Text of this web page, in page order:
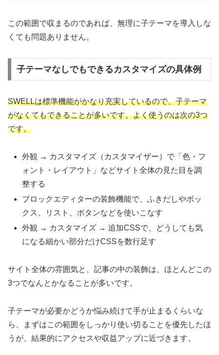
この範囲で収まるのであれば、無理に子テーマを導入しな
くても問題ありません。
子テーマなしでもできるカスタマイズの具体例
SWELLは標準機能がかなり充実しているので、子テーマ
がなくてもできることが多いです。よく使うのは次の3つ
です。
外観 → カスタマイズ（カスタマイザー）で「色・フ
ォント・レイアウト」などサイト全体の見た目を調
整する
ブロックエディターの装飾機能で、ふきだしやボッ
クス、リスト、ボタンなどを使いこなす
外観 → カスタマイズ → 追加CSSで、どうしても気
になる細かい部分だけCSSを数行足す
サイト全体の雰囲気と、記事の中の装飾は、ほとんどこの
3つでなんとかなることが多いです。
子テーマが必要かどうか悩み続けて手が止まるくらいな
ら、まずはこの範囲をしっかり使い切ることを優先したほ
うが、結果的にアクセスや収益アップに近づきます。